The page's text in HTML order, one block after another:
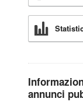
annunci